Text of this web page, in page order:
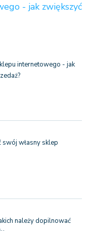
- jak zwiększyć
internetowego - jak
swój własny sklep
należy dopilnować